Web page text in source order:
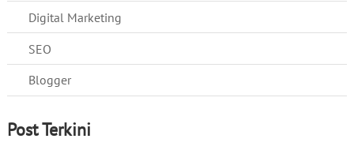
Digital Marketing
SEO
Blogger
Post Terkini